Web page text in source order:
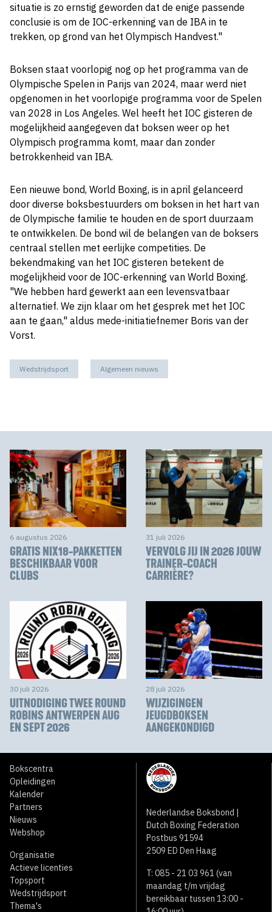
situatie is zo ernstig geworden dat de enige passende
conclusie is om de IOC-erkenning van de IBA in te
trekken, op grond van het Olympisch Handvest."
Boksen staat voorlopig nog op het programma van de
Olympische Spelen in Parijs van 2024, maar werd niet
opgenomen in het voorlopige programma voor de Spelen
van 2028 in Los Angeles. Wel heeft het IOC gisteren de
mogelijkheid aangegeven dat boksen weer op het
Olympisch programma komt, maar dan zonder
betrokkenheid van IBA.
Een nieuwe bond, World Boxing, is in april gelanceerd
door diverse boksbestuurders om boksen in het hart van
de Olympische familie te houden en de sport duurzaam
te ontwikkelen. De bond wil de belangen van de boksers
centraal stellen met eerlijke competities. De
bekendmaking van het IOC gisteren betekent de
mogelijkheid voor de IOC-erkenning van World Boxing.
"We hebben hard gewerkt aan een levensvatbaar
alternatief. We zijn klaar om het gesprek met het IOC
aan te gaan," aldus mede-initiatiefnemer Boris van der
Vorst.
Wedstrijdsport Algemeen nieuws
6 augustus 2026
GRATIS NIX18-PAKKETTEN
BESCHIKBAAR VOOR
CLUBS
31 juli 2026
VERVOLG JIJ IN 2026 JOUW
TRAINER-COACH
CARRIÈRE?
30 juli 2026
UITNODIGING TWEE ROUND
ROBINS ANTWERPEN AUG
EN SEPT 2026
28 juli 2026
WIJZIGINGEN
JEUGDBOKSEN
AANGEKONDIGD
Bokscentra
Opleidingen
Kalender
Partners
Nieuws
Webshop
Organisatie
Actieve licenties
Topsport
Wedstrijdsport
Thema's
Nederlandse Boksbond |
Dutch Boxing Federation
Postbus 91594
2509 ED Den Haag
T: 085 - 21 03 961 (van
maandag t/m vrijdag
bereikbaar tussen 13:00 -